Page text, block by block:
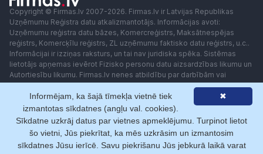
Copyright © Firmas.lv 2007-2026. Firmas.lv ir Latvijas Republikas
Uzņēmumu Reģistra datu atkalizmantotājs. Informācijas avoti:
Uzņēmumu reģistra datu bāzes, Komercreģistrs, Maksātnespējas
reģistrs, Komercķīlu reģistrs, ZL uzņēmumu faktisko datu reģistrs, u.c..
Informācijai ir izziņas raksturs, un tai nav juridiska spēka. Sistēmas
lietotājs apņemas ievērot Fizisko personu datu aizsardzības likumu un
Autortiesību likumu. Firmas.lv nenes atbildību par darbībām vai
lēmumiem, kas balstīti uz saņemto pakalpojumu. Lietotājam aizliegts
izmantot jebkādas automatizētas sistēmas vai iekārtas (robotus)
piekļuvei sistēmai bez rakstiskas saskaņošanas ar Firmas.lv. Galvenā
redaktore: Ingūna Pempere.
Lietošanas noteikumi
Privātuma politika Norēķini ar
✖
Informējam, ka šajā tīmekļa vietnē tiek
izmantotas sīkdatnes (angļu val. cookies).
Sīkdatne uzkrāj datus par vietnes apmeklējumu. Turpinot lietot
šo vietni, Jūs piekrītat, ka mēs uzkrāsim un izmantosim
sīkdatnes Jūsu ierīcē. Savu piekrišanu Jūs jebkurā laikā varat